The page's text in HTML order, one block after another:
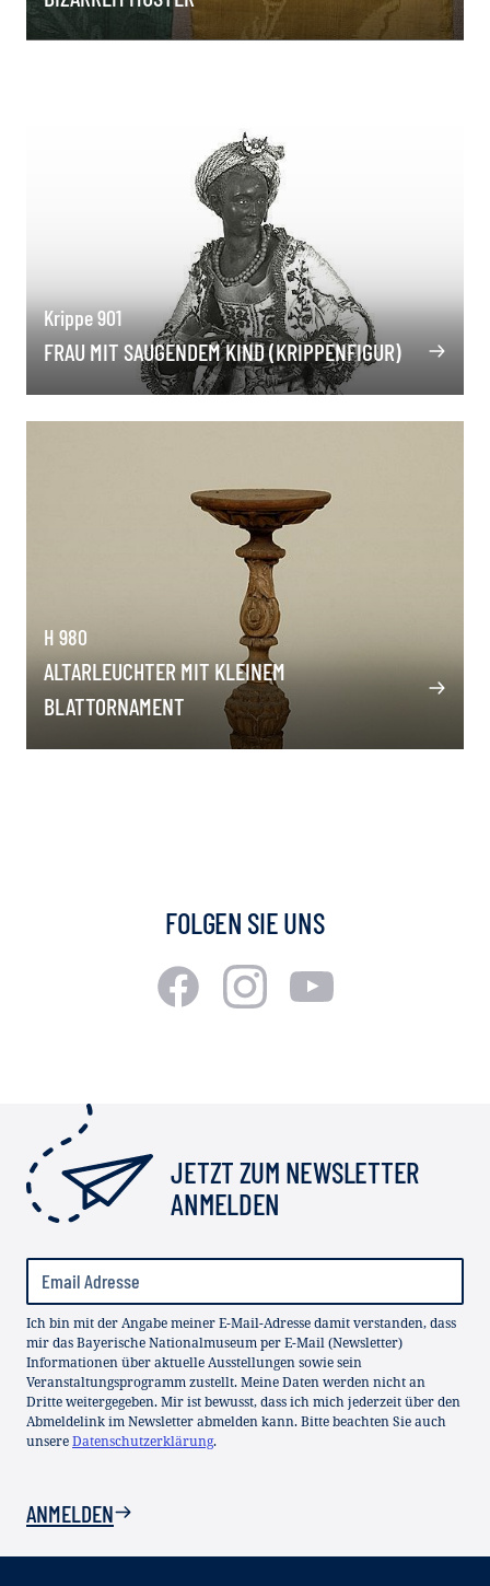
Krippe 901
FRAU MIT SAUGENDEM KIND (KRIPPENFIGUR)
H 980
ALTARLEUCHTER MIT KLEINEM
BLATTORNAMENT
FOLGEN SIE UNS
JETZT ZUM NEWSLETTER
ANMELDEN
Ich bin mit der Angabe meiner E-Mail-Adresse damit verstanden, dass
mir das Bayerische Nationalmuseum per E-Mail (Newsletter)
Informationen über aktuelle Ausstellungen sowie sein
Veranstaltungsprogramm zustellt. Meine Daten werden nicht an
Dritte weitergegeben. Mir ist bewusst, dass ich mich jederzeit über den
Abmeldelink im Newsletter abmelden kann. Bitte beachten Sie auch
unsereDatenschutzerklärung.
ANMELDEN